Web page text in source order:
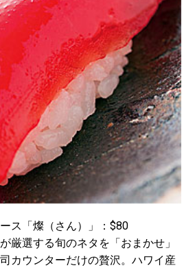
ス「燦（さん）」：$80
厳選する旬のネタを「おまかせ」
カウンターだけの贅沢。ハワイ産